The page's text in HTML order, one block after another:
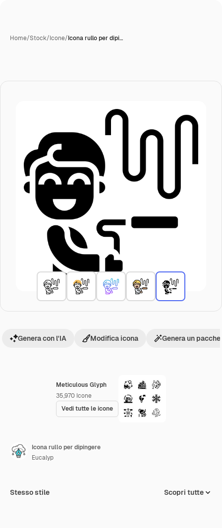
Home/Stock/Icone/Icona rullo per dipi…
Meticulous Glyph
35,970 Icone
Vedi tutte le icone
Genera con l'IA Modifica icona Genera un
Icona rullo per dipingere
Eucalyp
Stesso stile Scopri tutte